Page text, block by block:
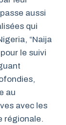
aussi
qui
“Naija
le suivi
au
avec les
régionale.